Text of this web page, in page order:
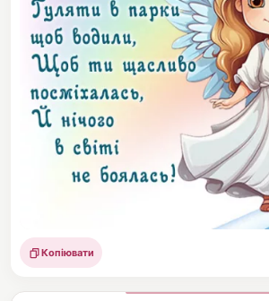
Поділитися
Копіювати